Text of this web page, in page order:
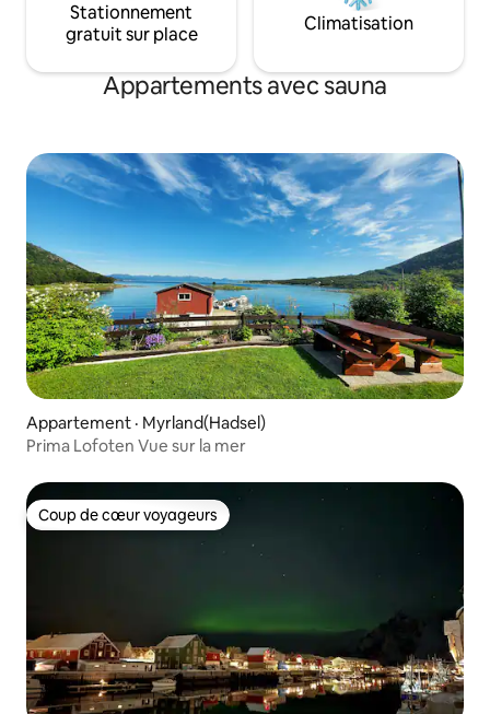
Stationnement
gratuit sur place
Climatisation
Appartements avec sauna
Appartement · Myrland(Hadsel)
Prima Lofoten Vue sur la mer
Coup de cœur voyageurs
Coup de cœur voyageurs